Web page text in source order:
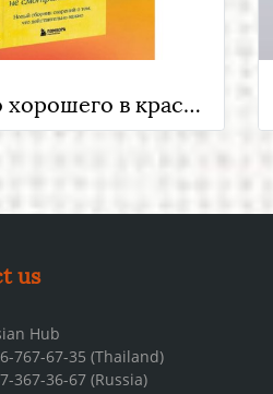
Что хорошего в красивом пейзаже, если вы не смотрите в окно.( Ahas! - Moments of Inspired Thought Volume II / John P. Strelecky ) Новый сборник озарений о том, что действительно важно , Russian Plaza
us
Hub
767-67-35 (Thailand)
367-36-67 (Russia)